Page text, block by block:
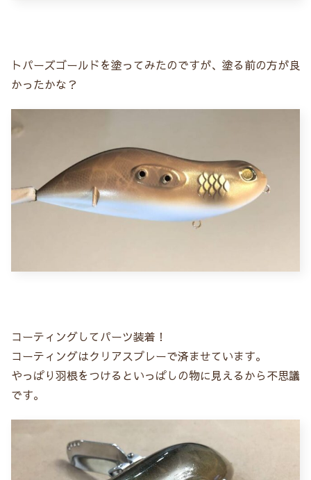
トパーズゴールドを塗ってみたのですが、塗る前の方が良
かったかな？
コーティングしてパーツ装着！
コーティングはクリアスプレーで済ませています。
やっぱり羽根をつけるといっぱしの物に見えるから不思議
です。